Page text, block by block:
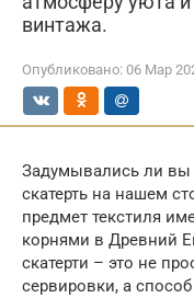
винтажа.
Опубликовано: 06 Мар
Задумывались ли вы
скатерть на нашем
предмет текстиля
корнями в Древний
скатерти – это не
сервировки, а